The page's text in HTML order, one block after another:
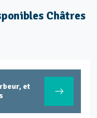
Châtres
et